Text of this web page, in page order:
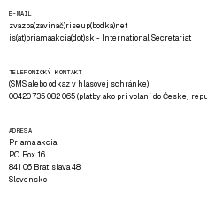
E-MAIL
zvazpa(zavináč)riseup(bodka)net
is(at)priamaakcia(dot)sk - International Secretariat
TELEFONICKÝ KONTAKT
(SMS alebo odkaz v hlasovej schránke):
00420 735 082 065 (platby ako pri volaní do Českej
ADRESA
Priama akcia
P.O. Box 16
841 06 Bratislava 48
Slovensko